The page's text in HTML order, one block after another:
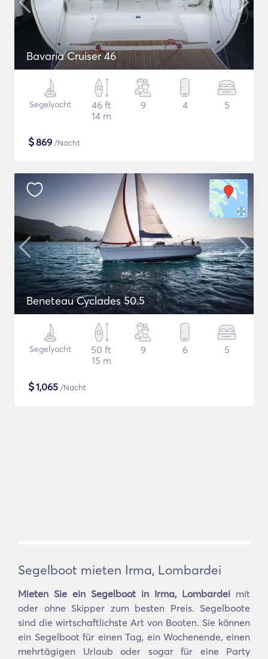
Bavaria Cruiser 46
Segelyacht
46 ft
14 m
9 4 5
$869 /Nacht
Beneteau Cyclades 50.5
Segelyacht
50 ft
15 m
9 6 5
$1,065 /Nacht
Segelboot mieten Irma, Lombardei
Mieten Sie ein Segelboot in Irma, Lombardei mit
oder ohne Skipper zum besten Preis. Segelboote
sind die wirtschaftlichste Art von Booten. Sie können
ein Segelboot für einen Tag, ein Wochenende, einen
mehrtägigen Urlaub oder sogar für eine Party